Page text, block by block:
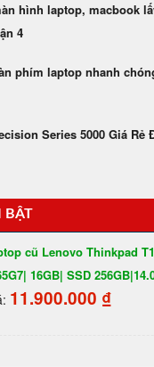
hình laptop, macbook
4
phím laptop nhanh
Series 5000 Giá Rẻ
BẬT
cũ Lenovo Thinkpad
16GB| SSD
11.900.000 ₫